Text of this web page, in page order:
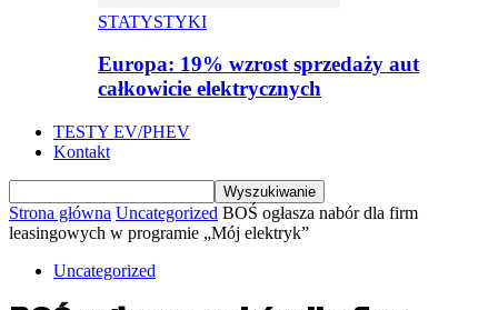
STATYSTYKI
Europa: 19% wzrost sprzedaży aut
całkowicie elektrycznych
TESTY EV/PHEV
Kontakt
Strona główna Uncategorized BOŚ ogłasza nabór dla firm
leasingowych w programie „Mój elektryk”
Uncategorized